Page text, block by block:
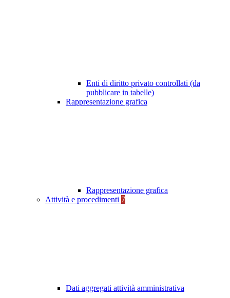
Enti di diritto privato controllati (da
pubblicare in tabelle)
Rappresentazione grafica
Rappresentazione grafica
Attività e procedimenti 7
Dati aggregati attività amministrativa